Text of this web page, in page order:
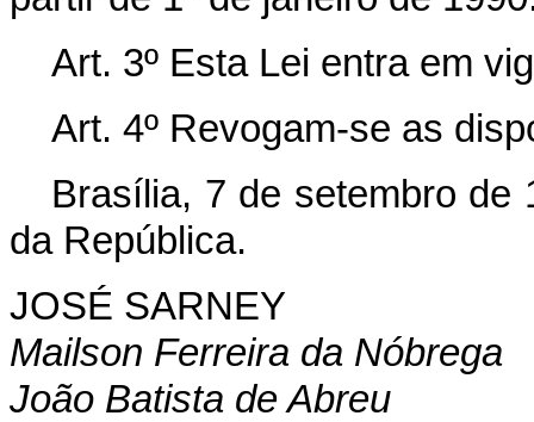
Art. 3º Esta Lei entra em
Art. 4º Revogam-se as
Brasília, 7 de setembro de
da República.
JOSÉ SARNEY
Mailson Ferreira da Nóbrega
João Batista de Abreu